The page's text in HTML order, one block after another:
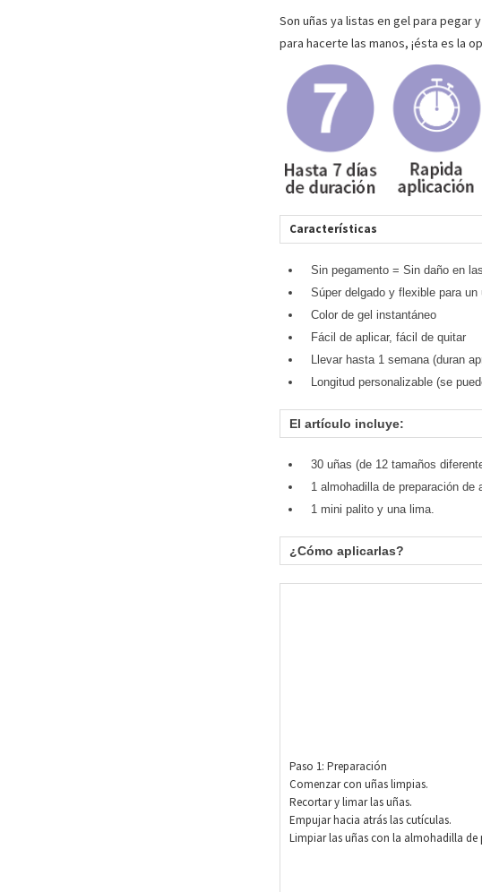
Son uñas ya listas en gel para pegar
para hacerte las manos, ¡ésta es la
Características
Sin pegamento = Sin daño en
Súper delgado y flexible para un
Color de gel instantáneo
Fácil de aplicar, fácil de quitar
Llevar hasta 1 semana (duran
Longitud personalizable (se
El artículo incluye:
30 uñas (de 12 tamaños
1 almohadilla de preparación de
1 mini palito y una lima.
¿Cómo aplicarlas?
Paso 1: Preparación
Comenzar con uñas limpias.
Recortar y limar las uñas.
Empujar hacia atrás las cutículas.
Limpiar las uñas con la almohadilla